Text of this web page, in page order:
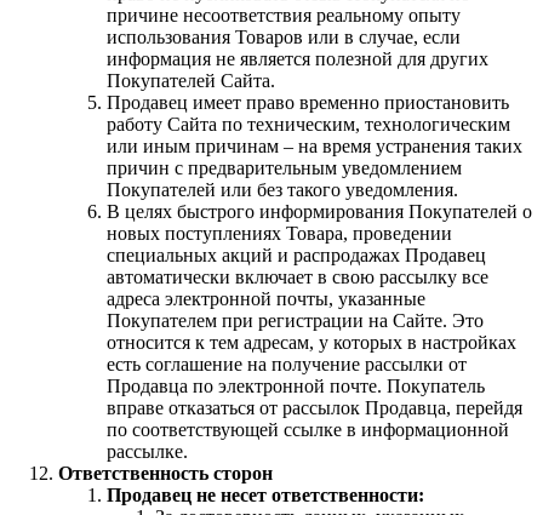
причине несоответствия реальному опыту
использования Товаров или в случае, если
информация не является полезной для других
Покупателей Сайта.
Продавец имеет право временно приостановить
работу Сайта по техническим, технологическим
или иным причинам – на время устранения таких
причин с предварительным уведомлением
Покупателей или без такого уведомления.
В целях быстрого информирования Покупателей о
новых поступлениях Товара, проведении
специальных акций и распродажах Продавец
автоматически включает в свою рассылку все
адреса электронной почты, указанные
Покупателем при регистрации на Сайте. Это
относится к тем адресам, у которых в настройках
есть соглашение на получение рассылки от
Продавца по электронной почте. Покупатель
вправе отказаться от рассылок Продавца, перейдя
по соответствующей ссылке в информационной
рассылке.
Ответственность сторон
Продавец не несет ответственности: